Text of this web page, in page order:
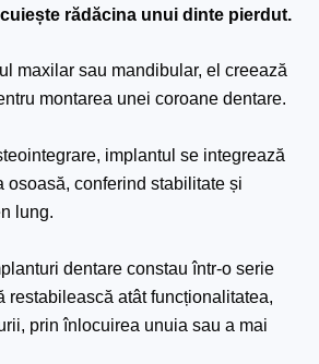
rădăcina unui dinte pierdut.
maxilar sau mandibular, el creează
montarea unei coroane dentare.
implantul se integrează
osoasă, conferind stabilitate și
lung.
dentare constau într-o serie
restabilească atât funcționalitatea,
prin înlocuirea unuia sau a mai